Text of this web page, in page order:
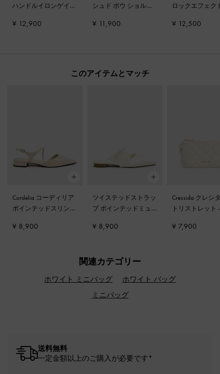
ハンドルイロンゲイテ
ム
¥ 12,900
シュド ボウ ショルダ
¥ 11,900
ロックエフェク
イボリー
¥ 12,500
このアイテムとマッチ
Cordelia コーディリア
ポインテッドスリング
ーク
¥ 8,900
ツイステッドストラッ
プ ポインテッドミュ
¥ 8,900
Cressida クレシ
トリストレット
¥ 7,900
関連カテゴリー
ホワイト ミニバッグ
ホワイト バッグ
ミニバッグ
送料無料
一定金額以上のご購入が必要です*